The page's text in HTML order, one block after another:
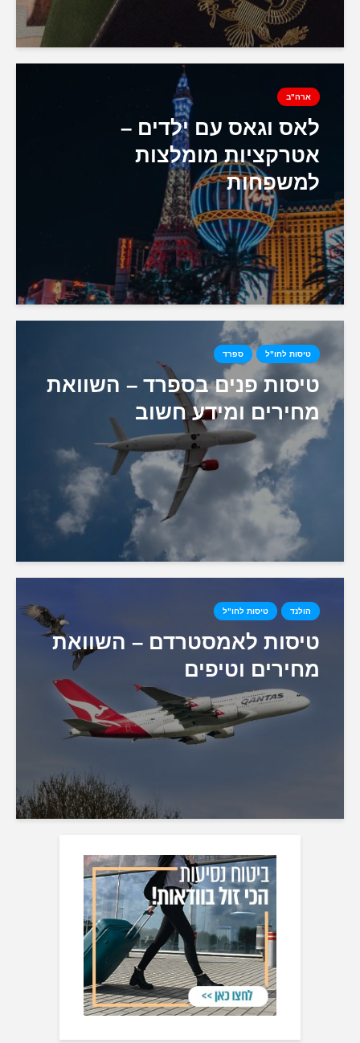
ארה"ב
לאס וגאס עם ילדים –
אטרקציות מומלצות
למשפחות
טיסות לחו"ל ספרד
טיסות פנים בספרד – השוואת
מחירים ומידע חשוב
הולנד טיסות לחו"ל
טיסות לאמסטרדם – השוואת
מחירים וטיפים